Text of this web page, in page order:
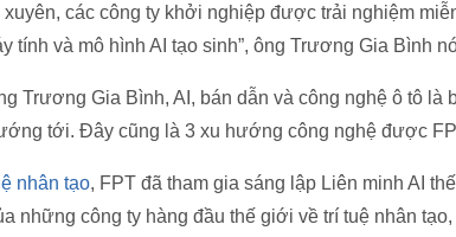
các công ty khởi nghiệp được trải nghiệm
tính và mô hình AI tạo sinh”, ông Trương Gia Bình
Trương Gia Bình, AI, bán dẫn và công nghệ ô tô
tới. Đây cũng là 3 xu hướng công nghệ được
nhân tạo, FPT đã tham gia sáng lập Liên minh AI
những công ty hàng đầu thế giới về trí tuệ nhân